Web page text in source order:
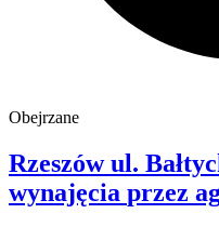
Obejrzane
Rzeszówul.
wynajęcia przez